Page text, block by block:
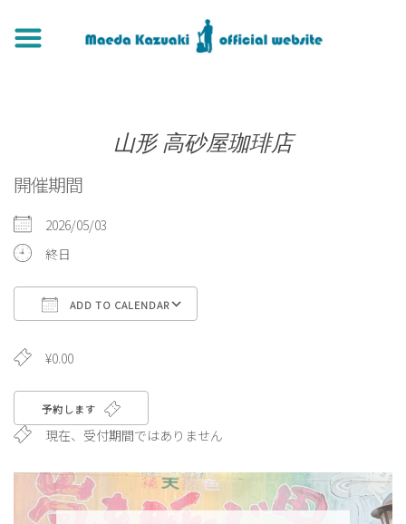
山形 高砂屋珈琲店
開催期間
2026/05/03
終日
ADD TO CALENDAR
¥0.00
予約します
現在、受付期間ではありません